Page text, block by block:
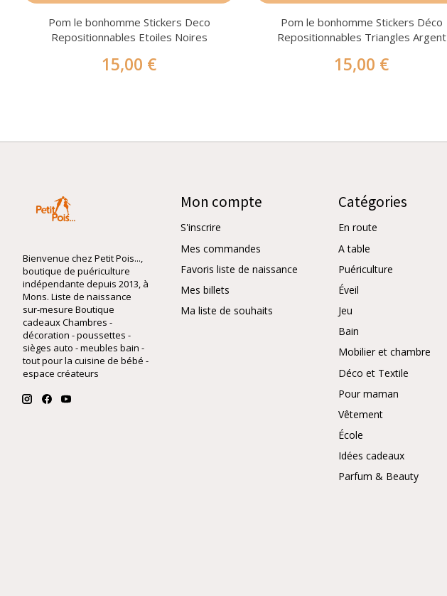
Pom le bonhomme Stickers Deco
Repositionnables Etoiles Noires
15,00 €
Pom le bonhomme Stickers Déco
Repositionnables Triangles Argent
15,00 €
Bienvenue chez Petit Pois...,
boutique de puériculture
indépendante depuis 2013, à
Mons. Liste de naissance
sur-mesure Boutique
cadeaux Chambres -
décoration - poussettes -
sièges auto - meubles bain -
tout pour la cuisine de bébé -
espace créateurs
Mon compte
S'inscrire
Mes commandes
Favoris liste de naissance
Mes billets
Ma liste de souhaits
Catégories
En route
A table
Puériculture
Éveil
Jeu
Bain
Mobilier et chambre
Déco et Textile
Pour maman
Vêtement
École
Idées cadeaux
Parfum & Beauty